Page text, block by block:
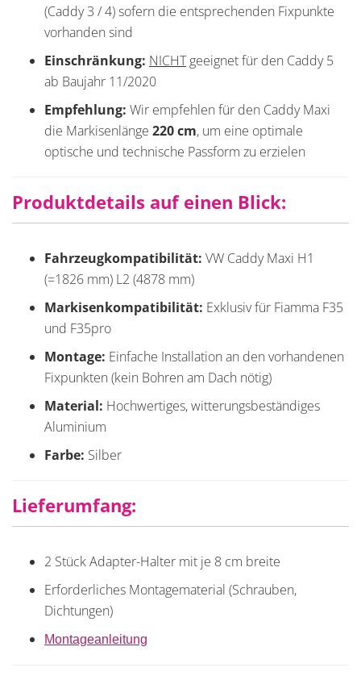
(Caddy 3 / 4) sofern die entsprechenden Fixpunkte
vorhanden sind
Einschränkung: NICHTgeeignet für den Caddy 5
ab Baujahr 11/2020
Empfehlung: Wir empfehlen für den Caddy Maxi
die Markisenlänge 220 cm, um eine optimale
optische und technische Passform zu erzielen
Produktdetails auf einen Blick:
Fahrzeugkompatibilität: VW Caddy Maxi H1
(=1826 mm) L2 (4878 mm)
Markisenkompatibilität: Exklusiv für Fiamma F35
und F35pro
Montage: Einfache Installation an den vorhandenen
Fixpunkten (kein Bohren am Dach nötig)
Material: Hochwertiges, witterungsbeständiges
Aluminium
Farbe: Silber
Lieferumfang:
2 Stück Adapter-Halter mit je 8 cm breite
Erforderliches Montagematerial (Schrauben,
Dichtungen)
Montageanleitung